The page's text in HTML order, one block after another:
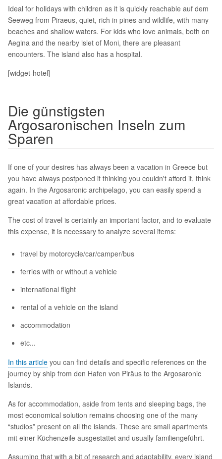
Ideal for holidays with children as it is quickly reachable auf dem
Seeweg from Piraeus, quiet, rich in pines and wildlife, with many
beaches and shallow waters. For kids who love animals, both on
Aegina and the nearby islet of Moni, there are pleasant
encounters. The island also has a hospital.
[widget-hotel]
Die günstigsten
Argosaronischen Inseln zum
Sparen
If one of your desires has always been a vacation in Greece but
you have always postponed it thinking you couldn't afford it, think
again. In the Argosaronic archipelago, you can easily spend a
great vacation at affordable prices.
The cost of travel is certainly an important factor, and to evaluate
this expense, it is necessary to analyze several items:
travel by motorcycle/car/camper/bus
ferries with or without a vehicle
international flight
rental of a vehicle on the island
accommodation
etc...
In this article you can find details and specific references on the
journey by ship from den Hafen von Piräus to the Argosaronic
Islands.
As for accommodation, aside from tents and sleeping bags, the
most economical solution remains choosing one of the many
“studios” present on all the islands. These are small apartments
mit einer Küchenzeile ausgestattet and usually familiengeführt.
Assuming that with a bit of research and adaptability, every island